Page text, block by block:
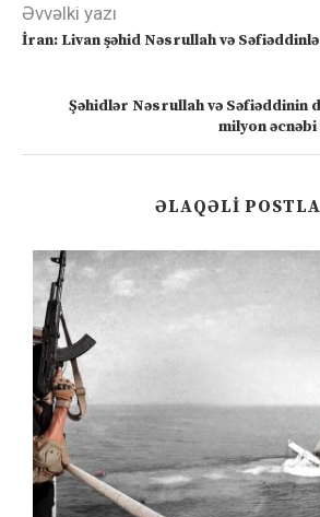
Əvvəlki yazı
İran: Livan şəhid Nəsrullah və
Şəhidlər Nəsrullah və Səfiəddinin
milyon
ƏLAQƏLI